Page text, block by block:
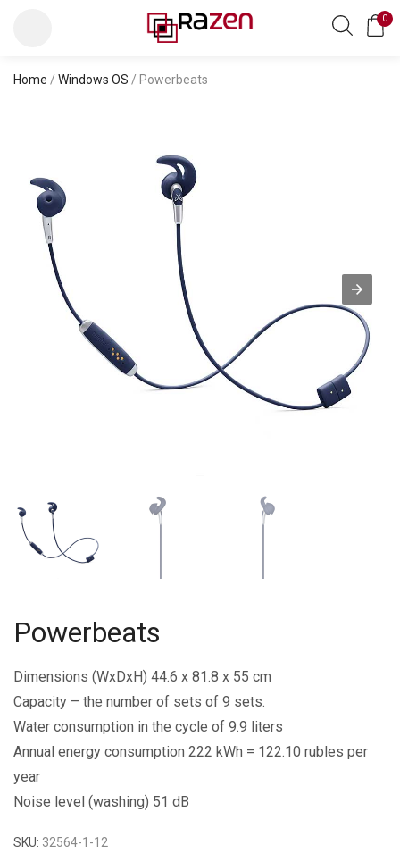
0
Home / Windows OS / Powerbeats
Powerbeats
Dimensions (WxDxH) 44.6 x 81.8 x 55 cm
Capacity – the number of sets of 9 sets.
Water consumption in the cycle of 9.9 liters
Annual energy consumption 222 kWh = 122.10 rubles per
year
Noise level (washing) 51 dB
SKU: 32564-1-12